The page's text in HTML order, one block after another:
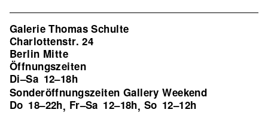
Galerie Thomas Schulte
Charlottenstr. 24
Berlin Mitte
Öffnungszeiten
Di–Sa 12–18h
Sonderöffnungszeiten Gallery Weekend
Do 18–22h, Fr–Sa 12–18h, So 12–12h